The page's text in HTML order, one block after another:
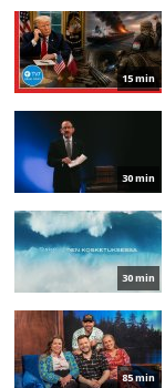
15 min
30 min
30 min
85 min